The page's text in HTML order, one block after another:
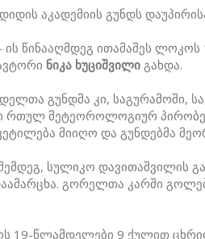
აკადემიის გუნდს
წინააღმდეგ ითამაშეს
ნიკა ხუციშვილი გახდა.
გუნდმა კი, საგურამოში,
რთულ მეტეოროლოგიურ
მიიღო და გუნდებმა
სულიკო დავითაშვილის
გორელთა კარში
19-წლამდელები 9 ქულით